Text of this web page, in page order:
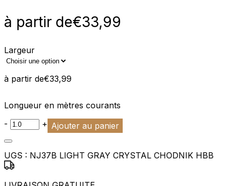
à partir de€33,99
Largeur
à partir de€33,99
Longueur en mètres courants
-
+ Ajouter au panier
UGS : NJ37B LIGHT GRAY CRYSTAL CHODNIK HBB